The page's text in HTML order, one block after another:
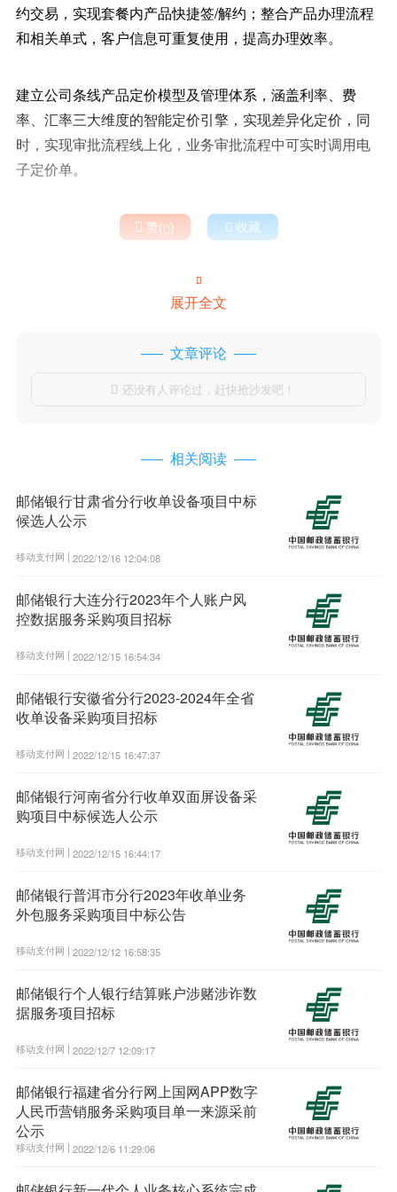
约交易，实现套餐内产品快捷签/解约；整合产品办理流程
和相关单式，客户信息可重复使用，提高办理效率。
建立公司条线产品定价模型及管理体系，涵盖利率、费
率、汇率三大维度的智能定价引擎，实现差异化定价，同
时，实现审批流程线上化，业务审批流程中可实时调用电
子定价单。
 赞()  收藏

展开全文
文章评论
 还没有人评论过，赶快抢沙发吧！
相关阅读
邮储银行甘肃省分行收单设备项目中标
候选人公示
移动支付网 | 2022/12/16 12:04:08
邮储银行大连分行2023年个人账户风
控数据服务采购项目招标
移动支付网 | 2022/12/15 16:54:34
邮储银行安徽省分行2023-2024年全省
收单设备采购项目招标
移动支付网 | 2022/12/15 16:47:37
邮储银行河南省分行收单双面屏设备采
购项目中标候选人公示
移动支付网 | 2022/12/15 16:44:17
邮储银行普洱市分行2023年收单业务
外包服务采购项目中标公告
移动支付网 | 2022/12/12 16:58:35
邮储银行个人银行结算账户涉赌涉诈数
据服务项目招标
移动支付网 | 2022/12/7 12:09:17
邮储银行福建省分行网上国网APP数字
人民币营销服务采购项目单一来源采前
公示
移动支付网 | 2022/12/6 11:29:06